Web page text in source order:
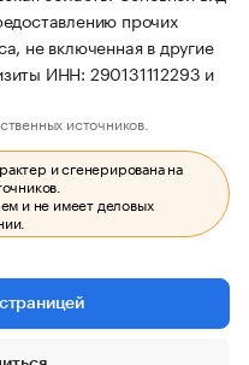
прочих
не включенная в другие
ИНН: 290131112293 и
источников.
и сгенерирована на
и не имеет деловых